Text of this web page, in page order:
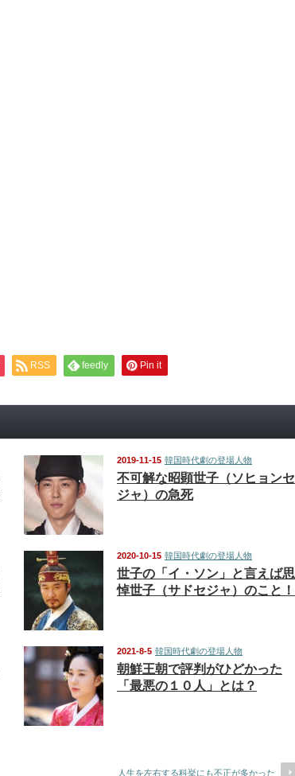
RSS feedly Pin it
2019-11-15 韓国時代劇の登場人物
不可解な昭顕世子（ソヒョンセ
ジャ）の急死
2020-10-15 韓国時代劇の登場人物
世子の「イ・ソン」と言えば思
悼世子（サドセジャ）のこと！
2021-8-5 韓国時代劇の登場人物
朝鮮王朝で評判がひどかった
「最悪の１０人」とは？
人生を左右する科挙にも不正が多かった